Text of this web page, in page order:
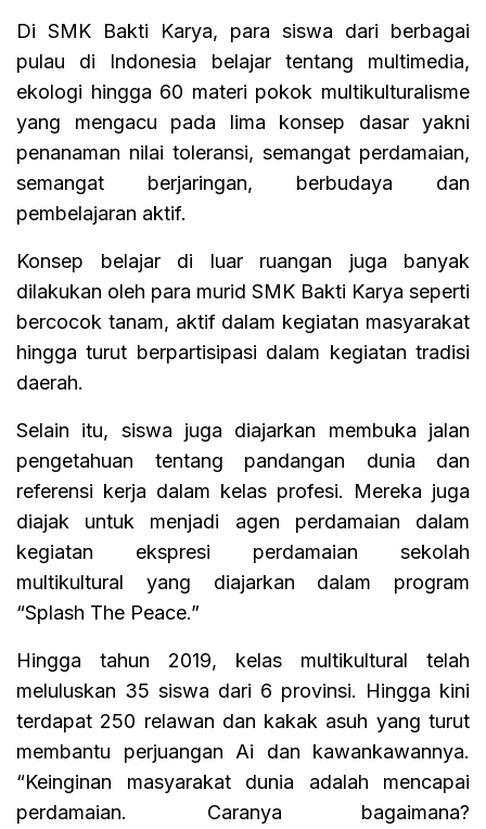
Di SMK Bakti Karya, para siswa dari berbagai
pulau di Indonesia belajar tentang multimedia,
ekologi hingga 60 materi pokok multikulturalisme
yang mengacu pada lima konsep dasar yakni
penanaman nilai toleransi, semangat perdamaian,
semangat berjaringan, berbudaya dan
pembelajaran aktif.
Konsep belajar di luar ruangan juga banyak
dilakukan oleh para murid SMK Bakti Karya seperti
bercocok tanam, aktif dalam kegiatan masyarakat
hingga turut berpartisipasi dalam kegiatan tradisi
daerah.
Selain itu, siswa juga diajarkan membuka jalan
pengetahuan tentang pandangan dunia dan
referensi kerja dalam kelas profesi. Mereka juga
diajak untuk menjadi agen perdamaian dalam
kegiatan ekspresi perdamaian sekolah
multikultural yang diajarkan dalam program
“Splash The Peace.”
Hingga tahun 2019, kelas multikultural telah
meluluskan 35 siswa dari 6 provinsi. Hingga kini
terdapat 250 relawan dan kakak asuh yang turut
membantu perjuangan Ai dan kawankawannya.
“Keinginan masyarakat dunia adalah mencapai
perdamaian. Caranya bagaimana?